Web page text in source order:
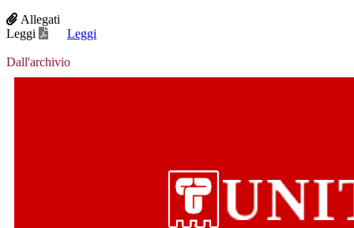
Allegati
Leggi
Leggi
Dall'archivio